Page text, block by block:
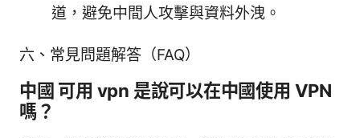
道，避免中間人攻擊與資料外洩。
六、常見問題解答（FAQ）
中國 可用 vpn 是說可以在中國使用 VPN
嗎？